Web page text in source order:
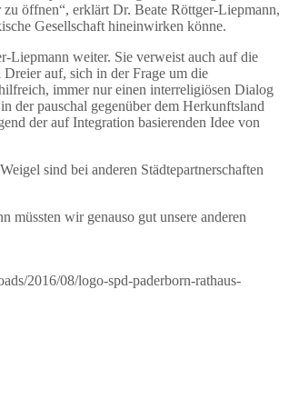
öffnen“, erklärt Dr. Beate Röttger-Liepmann,
Gesellschaft hineinwirken könne.
Liepmann weiter. Sie verweist auch auf die
auf, sich in der Frage um die
immer nur einen interreligiösen Dialog
der pauschal gegenüber dem Herkunftsland
der auf Integration basierenden Idee von
sind bei anderen Städtepartnerschaften
wir genauso gut unsere anderen
2016/08/logo-spd-paderborn-rathaus-